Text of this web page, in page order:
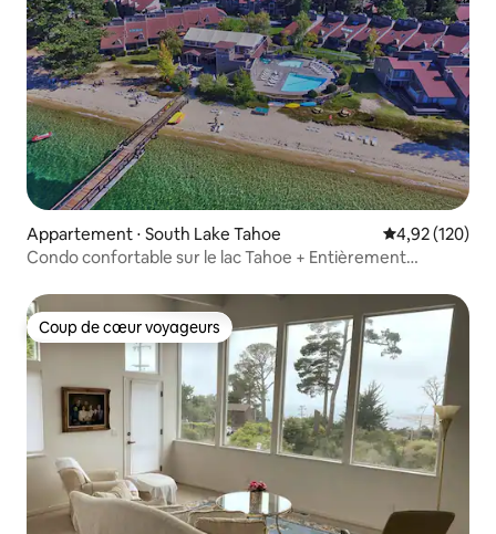
Appartement ⋅ South Lake Tahoe Évaluation
4,92 (120)
Condo confortable sur le lac Tahoe + Entièrement
Coup de cœur voyageurs
Coup de cœur voyageurs